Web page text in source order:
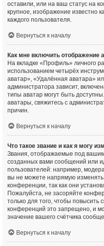
оставили, или на ваш статус на
крупное, изображение известно
каждого пользователя.
Вернуться к началу
Как мне включить отображение
На вкладке «Профиль» личного
использованием четырёх
аватар», «Удалённая аватара»
администратора зависит,
типы аватар могут быть
аватары, свяжитесь с
причин.
Вернуться к началу
Что такое звание и как я могу
Звания, отображаемые под
созданных вами сообщений или
пользователей: например,
вы не можете напрямую
конференции, так как они
Пожалуйста, не засоряйте
только для того, чтобы повысить
конференций это запрещено, и
значение вашего счётчика
Вернуться к началу